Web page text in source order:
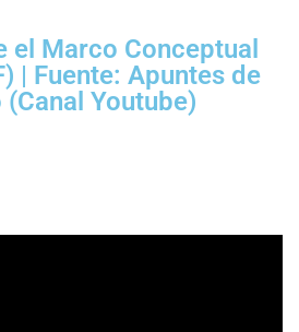
el Marco Conceptual
| Fuente: Apuntes de
(Canal Youtube)